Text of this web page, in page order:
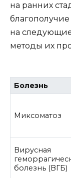
на ранних
на
методы их
Болезнь
Миксоматоз
Вирусная
болезнь (ВГБ)